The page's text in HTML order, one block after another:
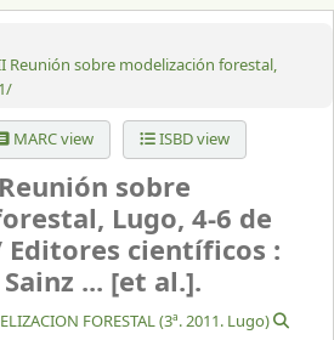
Reunión sobre modelización forestal,
MARC view ISBD view
sobre
Lugo, 4-6 de
Editores científicos :
... [et al.].
FORESTAL (3ª. 2011. Lugo)